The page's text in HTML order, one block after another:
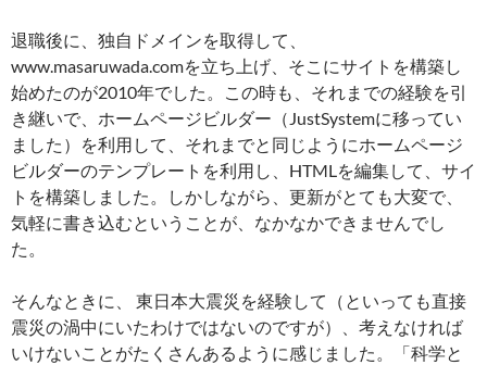
退職後に、独自ドメインを取得して、
www.masaruwada.comを立ち上げ、そこにサイトを構築し
始めたのが2010年でした。この時も、それまでの経験を引
き継いで、ホームページビルダー（JustSystemに移ってい
ました）を利用して、それまでと同じようにホームページ
ビルダーのテンプレートを利用し、HTMLを編集して、サイ
トを構築しました。しかしながら、更新がとても大変で、
気軽に書き込むということが、なかなかできませんでし
た。
そんなときに、 東日本大震災を経験して（といっても直接
震災の渦中にいたわけではないのですが）、考えなければ
いけないことがたくさんあるように感じました。「科学と